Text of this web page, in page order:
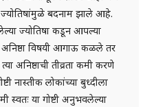
ज्योतिषांमुळे बदनाम झाले आहे.
ज्योतिषा कडून आपल्या
विषयी आगाऊ कळले तर
अनिष्ठाची तीव्रता कमी करणे
नास्तीक लोकांच्या बुध्दीला
स्वतः या गोष्टी अनुभवलेल्या